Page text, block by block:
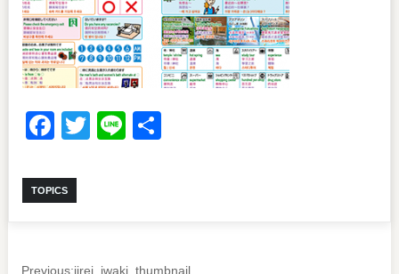
Facebook
Twitter
Line共
TOPICS
Previous:jirei_iwaki_thumbnail